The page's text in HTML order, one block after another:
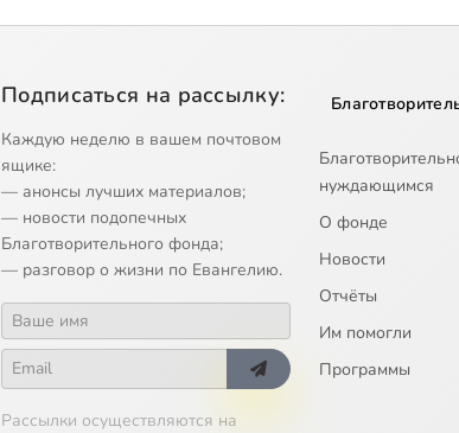
Подписаться на рассылку:
Каждую неделю в вашем почтовом
ящике:
— анонсы лучших материалов;
— новости подопечных
Благотворительного фонда;
— разговор о жизни по Евангелию.
Рассылки осуществляются на
нуждающимся
О фонде
Новости
Отчёты
Им помогли
Программы